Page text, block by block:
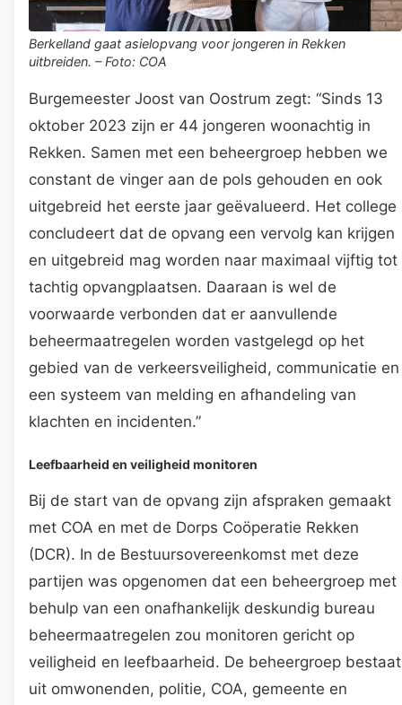
Berkelland gaat asielopvang voor jongeren in Rekken
uitbreiden. – Foto: COA
Burgemeester Joost van Oostrum zegt: “Sinds 13
oktober 2023 zijn er 44 jongeren woonachtig in
Rekken. Samen met een beheergroep hebben we
constant de vinger aan de pols gehouden en ook
uitgebreid het eerste jaar geëvalueerd. Het college
concludeert dat de opvang een vervolg kan krijgen
en uitgebreid mag worden naar maximaal vijftig tot
tachtig opvangplaatsen. Daaraan is wel de
voorwaarde verbonden dat er aanvullende
beheermaatregelen worden vastgelegd op het
gebied van de verkeersveiligheid, communicatie en
een systeem van melding en afhandeling van
klachten en incidenten.”
Leefbaarheid en veiligheid monitoren
Bij de start van de opvang zijn afspraken gemaakt
met COA en met de Dorps Coöperatie Rekken
(DCR). In de Bestuursovereenkomst met deze
partijen was opgenomen dat een beheergroep met
behulp van een onafhankelijk deskundig bureau
beheermaatregelen zou monitoren gericht op
veiligheid en leefbaarheid. De beheergroep bestaat
uit omwonenden, politie, COA, gemeente en